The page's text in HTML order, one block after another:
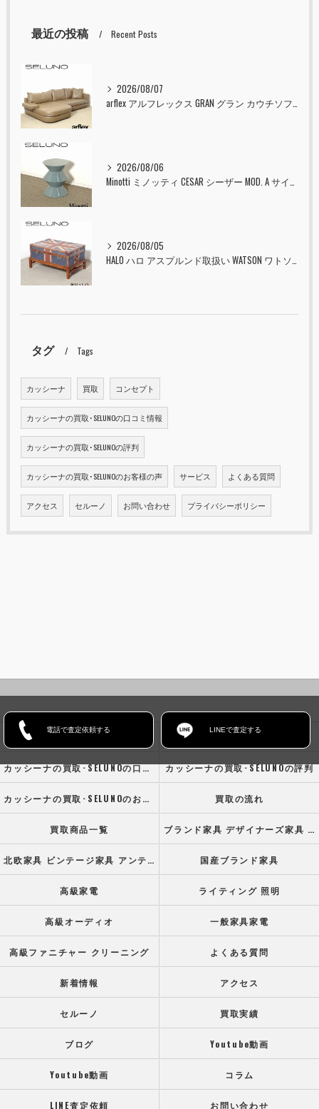
最近の投稿 Recent Posts
2026/08/07
2026/08/06
2026/08/05
タグ Tags
カッシーナ 買取 コンセプト
カッシーナの買取･SELUNOの口コミ情報
カッシーナの買取･SELUNOの評判
カッシーナの買取･SELUNOのお客様の声 サービス よくある質問
アクセス セルーノ お問い合わせ プライバシーポリシー
電話で査定依頼する LINEで査定する
ホーム コンセプト
カッシーナの買取･SELUNOの口コミ情報 カッシーナの買取･SELUNOの評判
カッシーナの買取･SELUNOのお客様の声 買取の流れ
買取商品一覧 ブランド家具 デザイナーズ家具 高級オフィス家具
北欧家具 ビンテージ家具 アンティーク家具 国産ブランド家具
高級家電 ライティング 照明
高級オーディオ 一般家具家電
高級ファニチャー クリーニング よくある質問
新着情報 アクセス
セルーノ 買取実績
ブログ Youtube動画
Youtube動画 コラム
LINE査定依頼 お問い合わせ